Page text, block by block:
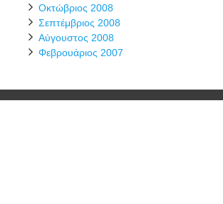
Οκτώβριος 2008
Σεπτέμβριος 2008
Αύγουστος 2008
Φεβρουάριος 2007